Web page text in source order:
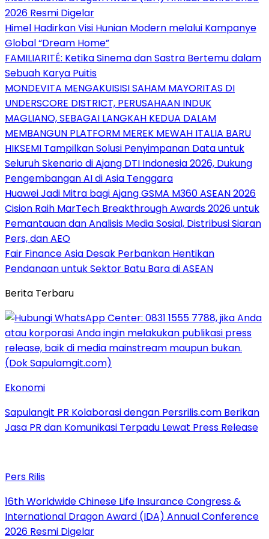
2026 Resmi Digelar
Himel Hadirkan Visi Hunian Modern melalui Kampanye
Global “Dream Home”
FAMILIARITÉ: Ketika Sinema dan Sastra Bertemu dalam
Sebuah Karya Puitis
MONDEVITA MENGAKUISISI SAHAM MAYORITAS DI
UNDERSCORE DISTRICT, PERUSAHAAN INDUK
MAGLIANO, SEBAGAI LANGKAH KEDUA DALAM
MEMBANGUN PLATFORM MEREK MEWAH ITALIA BARU
HIKSEMI Tampilkan Solusi Penyimpanan Data untuk
Seluruh Skenario di Ajang DTI Indonesia 2026, Dukung
Pengembangan AI di Asia Tenggara
Huawei Jadi Mitra bagi Ajang GSMA M360 ASEAN 2026
Cision Raih MarTech Breakthrough Awards 2026 untuk
Pemantauan dan Analisis Media Sosial, Distribusi Siaran
Pers, dan AEO
Fair Finance Asia Desak Perbankan Hentikan
Pendanaan untuk Sektor Batu Bara di ASEAN
Berita Terbaru
Ekonomi
Sapulangit PR Kolaborasi dengan Persrilis.com Berikan
Jasa PR dan Komunikasi Terpadu Lewat Press Release
Pers Rilis
16th Worldwide Chinese Life Insurance Congress &
International Dragon Award (IDA) Annual Conference
2026 Resmi Digelar